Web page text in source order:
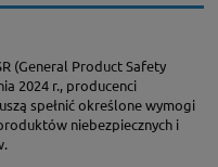
(General Product Safety
2024 r., producenci
spełnić określone wymogi
niebezpiecznych i